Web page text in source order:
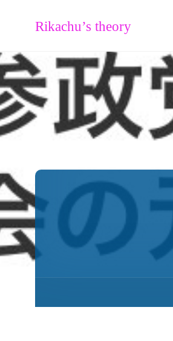
Rikachu’s theory